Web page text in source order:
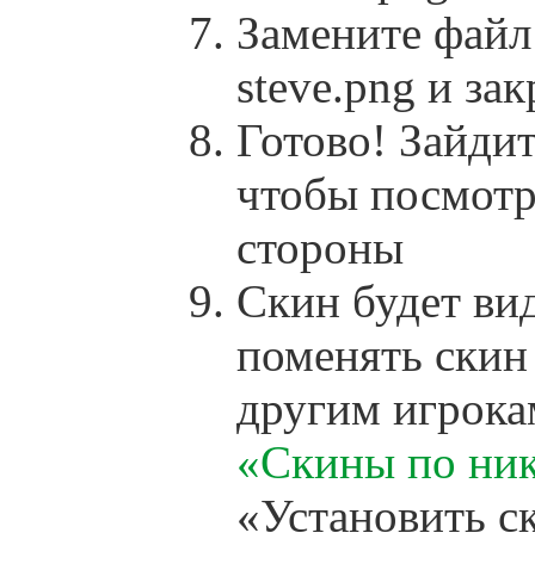
Замените
steve.png и
Готово!
чтобы
стороны
Cкин будет
поменять
другим
«Скины по
«Установить